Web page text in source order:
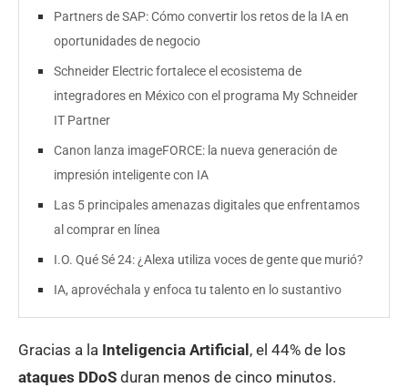
Partners de SAP: Cómo convertir los retos de la IA en
oportunidades de negocio
Schneider Electric fortalece el ecosistema de
integradores en México con el programa My Schneider
IT Partner
Canon lanza imageFORCE: la nueva generación de
impresión inteligente con IA
Las 5 principales amenazas digitales que enfrentamos
al comprar en línea
I.O. Qué Sé 24: ¿Alexa utiliza voces de gente que murió?
IA, aprovéchala y enfoca tu talento en lo sustantivo
Gracias a la Inteligencia Artificial , el 44% de los
ataques DDoS duran menos de cinco minutos.